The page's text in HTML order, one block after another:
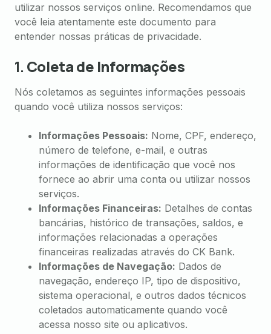
utilizar nossos serviços online. Recomendamos que
você leia atentamente este documento para
entender nossas práticas de privacidade.
1. Coleta de Informações
Nós coletamos as seguintes informações pessoais
quando você utiliza nossos serviços:
Informações Pessoais: Nome, CPF, endereço,
número de telefone, e-mail, e outras
informações de identificação que você nos
fornece ao abrir uma conta ou utilizar nossos
serviços.
Informações Financeiras: Detalhes de contas
bancárias, histórico de transações, saldos, e
informações relacionadas a operações
financeiras realizadas através do CK Bank.
Informações de Navegação: Dados de
navegação, endereço IP, tipo de dispositivo,
sistema operacional, e outros dados técnicos
coletados automaticamente quando você
acessa nosso site ou aplicativos.